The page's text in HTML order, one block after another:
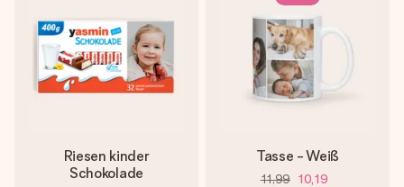
Riesen kinder
Schokolade
Tasse - Weiß
11,99 10,19